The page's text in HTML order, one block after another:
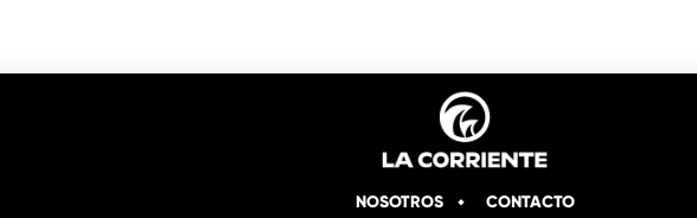
NOSOTROS CONTACTO